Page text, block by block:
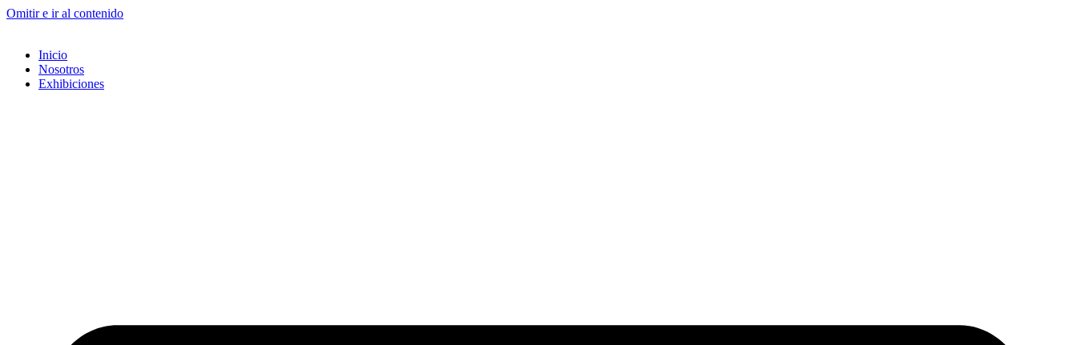
Omitir e ir al contenido
Inicio
Nosotros
Exhibiciones